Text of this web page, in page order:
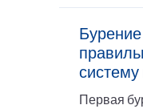
систему
Первая